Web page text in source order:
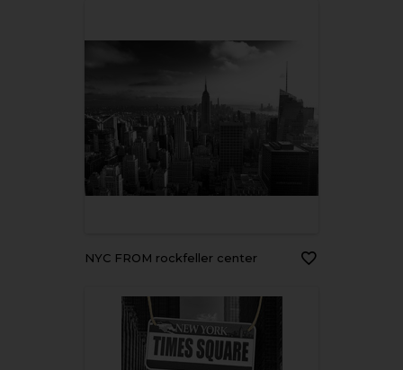
NYC FROM rockfeller center